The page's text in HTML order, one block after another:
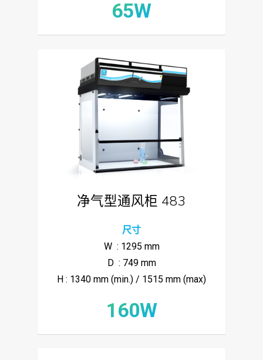
65W
净气型通风柜 483
尺寸
W : 1295 mm
D : 749 mm
H : 1340 mm (min.) / 1515 mm (max)
160W